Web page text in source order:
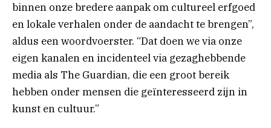
binnen onze bredere aanpak om cultureel erfgoed
en lokale verhalen onder de aandacht te brengen”,
aldus een woordvoerster. “Dat doen we via onze
eigen kanalen en incidenteel via gezaghebbende
media als The Guardian, die een groot bereik
hebben onder mensen die geïnteresseerd zijn in
kunst en cultuur.”